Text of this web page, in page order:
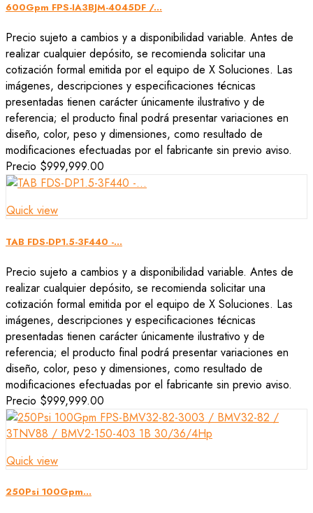
600Gpm FPS-IA3BJM-4045DF /...
Precio sujeto a cambios y a disponibilidad variable. Antes de
realizar cualquier depósito, se recomienda solicitar una
cotización formal emitida por el equipo de X Soluciones. Las
imágenes, descripciones y especificaciones técnicas
presentadas tienen carácter únicamente ilustrativo y de
referencia; el producto final podrá presentar variaciones en
diseño, color, peso y dimensiones, como resultado de
modificaciones efectuadas por el fabricante sin previo aviso.
Precio $999,999.00
Quick view
TAB FDS-DP1.5-3F440 -...
Precio sujeto a cambios y a disponibilidad variable. Antes de
realizar cualquier depósito, se recomienda solicitar una
cotización formal emitida por el equipo de X Soluciones. Las
imágenes, descripciones y especificaciones técnicas
presentadas tienen carácter únicamente ilustrativo y de
referencia; el producto final podrá presentar variaciones en
diseño, color, peso y dimensiones, como resultado de
modificaciones efectuadas por el fabricante sin previo aviso.
Precio $999,999.00
Quick view
250Psi 100Gpm...